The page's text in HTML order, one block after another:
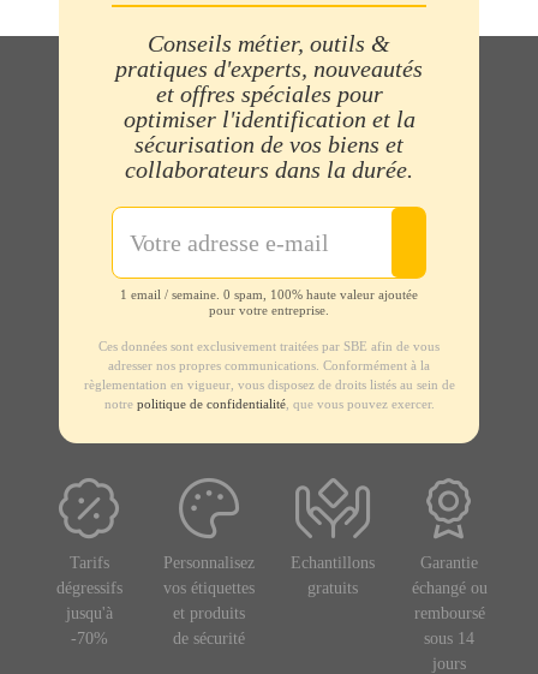
Conseils métier, outils &
pratiques d'experts, nouveautés
et offres spéciales pour
optimiser l'identification et la
sécurisation de vos biens et
collaborateurs dans la durée.
1 email / semaine. 0 spam, 100% haute valeur ajoutée
pour votre entreprise.
Ces données sont exclusivement traitées par SBE afin de vous
adresser nos propres communications. Conformément à la
règlementation en vigueur, vous disposez de droits listés au sein de
notre politique de confidentialité, que vous pouvez exercer.
Tarifs
dégressifs
jusqu'à
-70%
Personnalisez
vos étiquettes
et produits
de sécurité
Echantillons
gratuits
Garantie
échangé ou
remboursé
sous 14
jours